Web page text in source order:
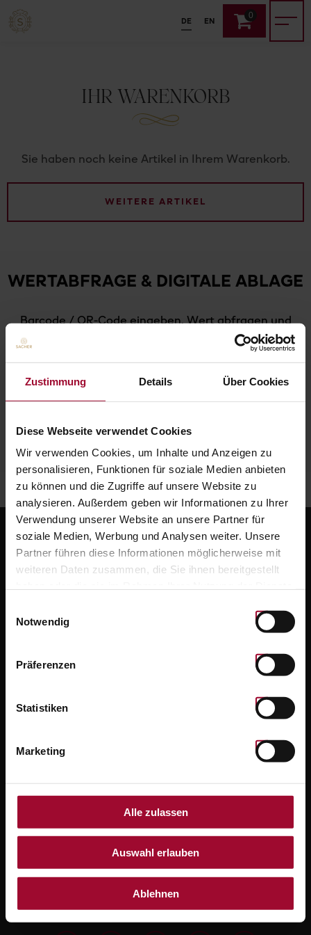
Zustimmung Details Über Cookies
Diese Webseite verwendet Cookies
Wir verwenden Cookies, um Inhalte und Anzeigen zu
personalisieren, Funktionen für soziale Medien anbieten
zu können und die Zugriffe auf unsere Website zu
analysieren. Außerdem geben wir Informationen zu Ihrer
Verwendung unserer Website an unsere Partner für
soziale Medien, Werbung und Analysen weiter. Unsere
Partner führen diese Informationen möglicherweise mit
weiteren Daten zusammen, die Sie ihnen bereitgestellt
unsererDatenschutzerklärung
Notwendig
Präferenzen
Statistiken
Marketing
Alle zulassen
Auswahl erlauben
Ablehnen
DE EN
0
IHR WARENKORB
Sie haben noch keine Artikel in Ihrem Warenkorb.
WEITERE ARTIKEL
WERTABFRAGE & DIGITALE ABLAGE
Barcode / QR-Code eingeben, Wert abfragen und
im Wallet am Smartphone speichern.
IMPRESSUM
KONTAKT
BARRIEREFREIHEITSERKLÄRUNG